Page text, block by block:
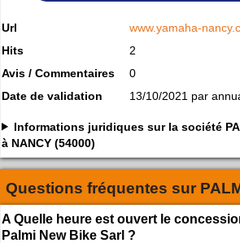
Url
www.yamaha-
Hits
2
Avis / Commentaires
0
Date de validation
13/10/2021 par
Informations juridiques sur la société
à NANCY (54000)
Questions fréquentes sur
A Quelle heure est ouvert le
Palmi New Bike Sarl ?